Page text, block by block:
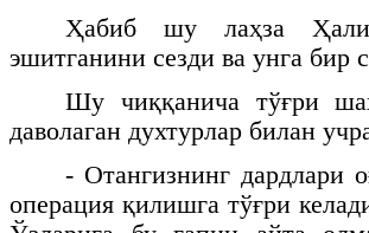
Ҳабиб шу лаҳза
эшитганини сезди ва унга бир
Шу чиққанича тўғри
даволаган духтурлар билан
- Отангизнинг дардлари
операция қилишга тўғри